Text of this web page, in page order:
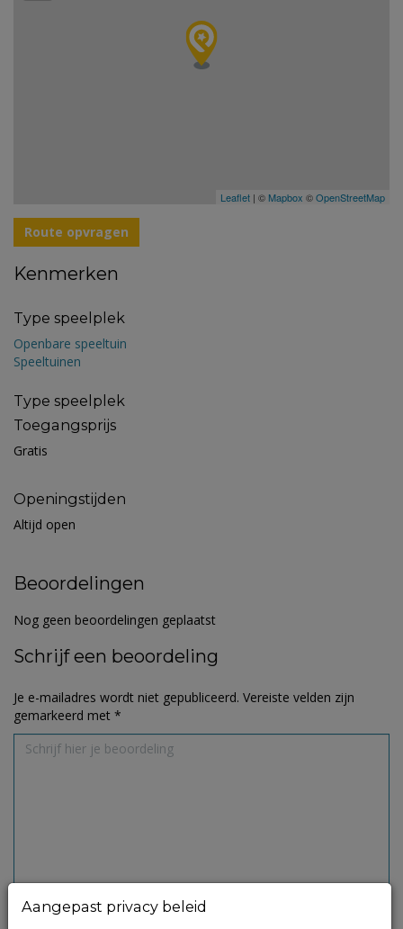
Leaflet | © Mapbox ©OpenStreetMap
Route opvragen
Kenmerken
Type speelplek
Openbare speeltuin
Speeltuinen
Type speelplek
Toegangsprijs
Gratis
Openingstijden
Altijd open
Beoordelingen
Nog geen beoordelingen geplaatst
Schrijf een beoordeling
Je e-mailadres wordt niet gepubliceerd. Vereiste velden zijn
gemarkeerd met *
Aangepast privacy beleid